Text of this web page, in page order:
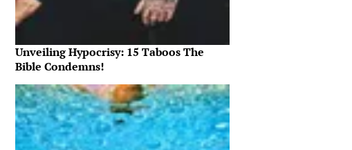
Unveiling Hypocrisy: 15 Taboos The
Bible Condemns!